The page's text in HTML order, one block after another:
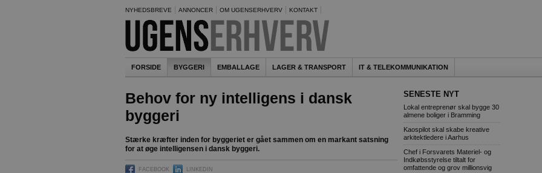
NYHEDSBREVE ANNONCER OM UGENSERHVERV KONTAKT
FORSIDE BYGGERI EMBALLAGE LAGER & TRANSPORT IT & TELEKOMMUNIKATION
Behov for ny intelligens i dansk
byggeri
Stærke kræfter inden for byggeriet er gået sammen om en markant satsning
for at øge intelligensen i dansk byggeri.
FACEBOOK LINKEDIN
SENESTE NYT
Lokal entreprenør skal bygge 30
almene boliger i Bramming
Kaospilot skal skabe kreative
arkitektledere i Aarhus
Chef i Forsvarets Materiel- og
Indkøbsstyrelse tiltalt for
omfattende og grov millionsvig